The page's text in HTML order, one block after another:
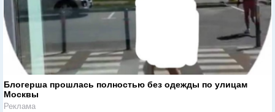
Блогерша прошлась полностью без одежды по улицам
Москвы
Реклама